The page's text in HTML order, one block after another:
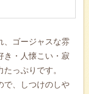
、ゴージャスな雰
き・人懐こい・寂
っぷりです。
で、しつけのしや